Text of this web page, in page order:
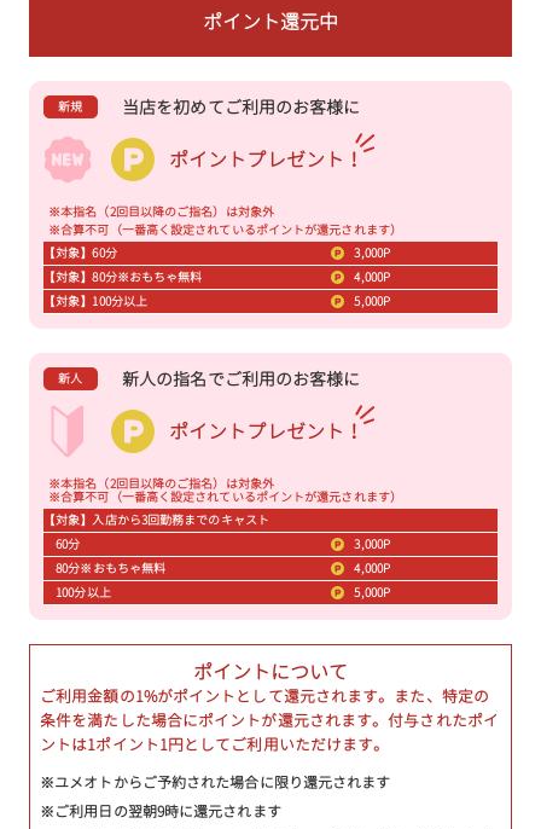
ポイント還元中
新規 当店を初めてご利用のお客様に
ポイントプレゼント！
※本指名（2回目以降のご指名）は対象外
※合算不可（一番高く設定されているポイントが還元されます）
【対象】60分
3,000P
【対象】80分※おもちゃ無料
4,000P
【対象】100分以上
5,000P
新人 新人の指名でご利用のお客様に
ポイントプレゼント！
※本指名（2回目以降のご指名）は対象外
※合算不可（一番高く設定されているポイントが還元されます）
【対象】入店から3回勤務までのキャスト
60分
3,000P
80分※おもちゃ無料
4,000P
100分以上
5,000P
ポイントについて
ご利用金額の1%がポイントとして還元されます。また、特定の
条件を満たした場合にポイントが還元されます。付与されたポイ
ントは1ポイント1円としてご利用いただけます。
※ユメオトからご予約された場合に限り還元されます
※ご利用日の翌朝9時に還元されます